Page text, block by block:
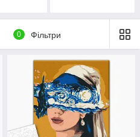
0 Фільтри